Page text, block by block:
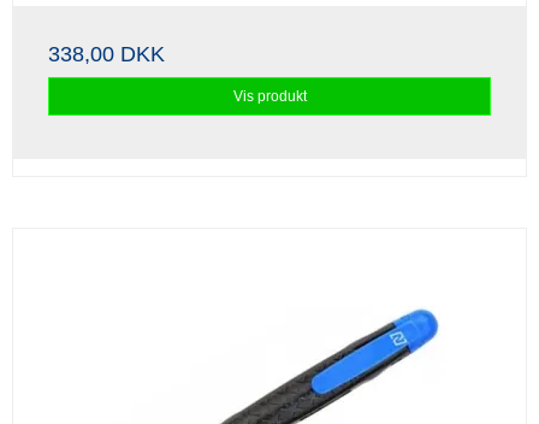
338,00 DKK
Vis produkt